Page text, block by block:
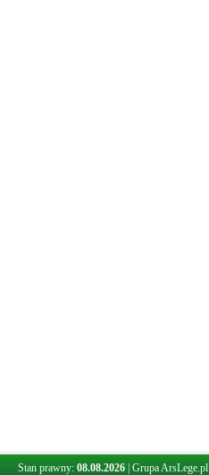
Stan prawny: 08.08.2026 Grupa ArsLege.pl